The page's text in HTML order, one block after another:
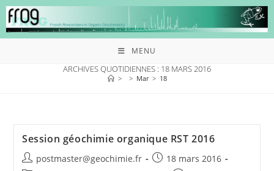
MENU
ARCHIVES QUOTIDIENNES : 18 MARS 2016
> > Mar > 18
Session géochimie organique RST 2016
postmaster@geochimie.fr
18 mars 2016